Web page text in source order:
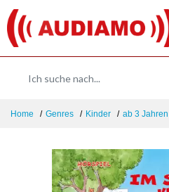
Home Genres Kinder ab 3 Jahren